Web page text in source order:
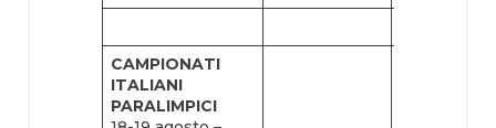
CAMPIONATI
ITALIANI
PARALIMPICI